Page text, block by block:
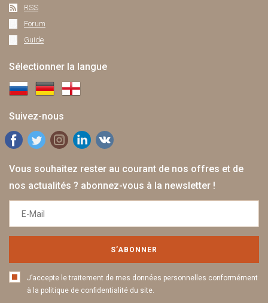
RSS
Forum
Guide
Sélectionner la langue
Suivez-nous
Vous souhaitez rester au courant de nos offres et de
nos actualités ? abonnez-vous à la newsletter !
S’ABONNER
J’accepte le traitement de mes données personnelles conformément
à la politique de confidentialité du site.